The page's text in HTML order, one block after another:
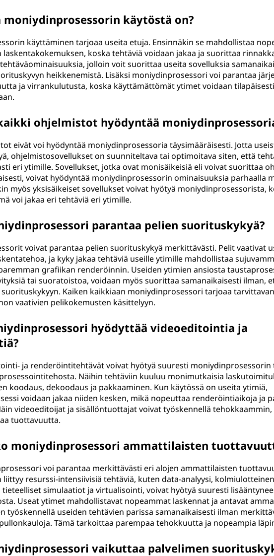
käytöstä on?
käyttäminen tarjoaa useita etuja. Ensinnäkin se mahdollistaa
laskentakokemuksen, koska tehtäviä voidaan jakaa ja suorittaa
jolloin voit suorittaa useita sovelluksia
heikkenemistä. Lisäksi moniydinprosessori voi parantaa
ja virrankulutusta, koska käyttämättömät ytimet voidaan
ohjelmistot hyödyntää
eivät voi hyödyntää moniydinprosessoria täysimääräisesti. Jotta
ohjelmistosovellukset on suunniteltava tai optimoitava siten, että
eri ytimille. Sovellukset, jotka ovat monisäikeisiä eli voivat suorittaa
voivat hyödyntää moniydinprosessorin ominaisuuksia parhaalla
myös yksisäikeiset sovellukset voivat hyötyä moniydinprosessorista,
voi jakaa eri tehtäviä eri ytimille.
parantaa pelien suorituskykyä?
voivat parantaa pelien suorituskykyä merkittävästi. Pelit vaativat
ja kyky jakaa tehtäviä useille ytimille mahdollistaa
grafiikan renderöinnin. Useiden ytimien ansiosta
tai suoratoistoa, voidaan myös suorittaa samanaikaisesti ilman,
Kaiken kaikkiaan moniydinprosessori tarjoaa tarvittavan
vaativien pelikokemusten käsittelyyn.
hyödyttää videoeditointia ja
ja renderöintitehtävät voivat hyötyä suuresti moniydinprosessorin
Näihin tehtäviin kuuluu monimutkaisia
koodaus, dekoodaus ja pakkaaminen. Kun käytössä on useita ytimiä,
voidaan jakaa niiden kesken, mikä nopeuttaa renderöintiaikoja ja
videoeditoijat ja sisällöntuottajat voivat työskennellä tehokkaammin,
tuottavuutta.
moniydinprosessori ammattilaisten
voi parantaa merkittävästi eri alojen ammattilaisten
resurssi-intensiivisiä tehtäviä, kuten data-analyysi,
simulaatiot ja virtualisointi, voivat hyötyä suuresti
Useat ytimet mahdollistavat nopeammat laskennat ja antavat
työskennellä useiden tehtävien parissa samanaikaisesti ilman
Tämä tarkoittaa parempaa tehokkuutta ja nopeampia
vaikuttaa palvelimen